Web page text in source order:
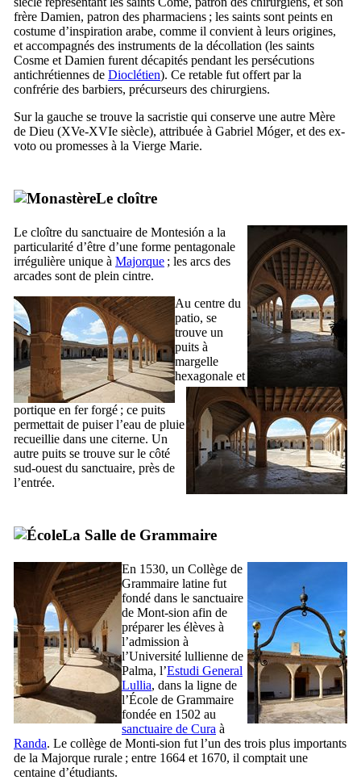
frère Damien, patron des pharmaciens ; les saints sont peints en
costume d’inspiration arabe, comme il convient à leurs origines,
et accompagnés des instruments de la décollation (les saints
Cosme et Damien furent décapités pendant les persécutions
antichrétiennes de Dioclétien). Ce retable fut offert par la
confrérie des barbiers, précurseurs des chirurgiens.
Sur la gauche se trouve la sacristie qui conserve une autre Mère
de Dieu (XVe-XVIe siècle), attribuée à Gabriel Móger, et des ex-
voto ou promesses à la Vierge Marie.
Le cloître
Le cloître du sanctuaire de Montesión a la
particularité d’être d’une forme pentagonale
irrégulière unique à Majorque ; les arcs des
arcades sont de plein cintre.
Au centre du
patio, se
trouve un
puits à
margelle
hexagonale et
portique en fer forgé ; ce puits
permettait de puiser l’eau de pluie
recueillie dans une citerne. Un
autre puits se trouve sur le côté
sud-ouest du sanctuaire, près de
l’entrée.
La Salle de Grammaire
En 1530, un Collège de
Grammaire latine fut
fondé dans le sanctuaire
de Mont-sion afin de
préparer les élèves à
l’admission à
l’Université lullienne de
Palma, l’Estudi General
Lullia, dans la ligne de
l’École de Grammaire
fondée en 1502 au
sanctuaire de Cura à
Randa. Le collège de Monti-sion fut l’un des trois plus importants
de la Majorque rurale ; entre 1664 et 1670, il comptait une
centaine d’étudiants.